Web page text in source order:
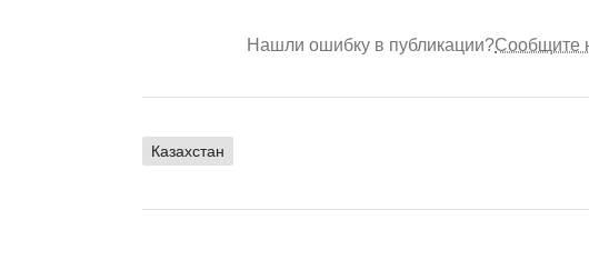
Нашли ошибку в публикации?Сообщите
Казахстан